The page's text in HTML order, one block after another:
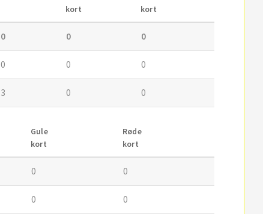
kort
kort
0 0 0
0 0 0
3 0 0
Gule
kort
Røde
kort
0 0
0 0